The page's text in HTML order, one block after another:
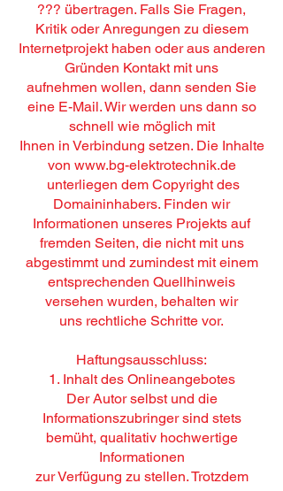
??? übertragen. Falls Sie Fragen,
Kritik oder Anregungen zu diesem
Internetprojekt haben oder aus anderen
Gründen Kontakt mit uns
aufnehmen wollen, dann senden Sie
eine E-Mail. Wir werden uns dann so
schnell wie möglich mit
Ihnen in Verbindung setzen. Die Inhalte
von www.bg-elektrotechnik.de
unterliegen dem Copyright des
Domaininhabers. Finden wir
Informationen unseres Projekts auf
fremden Seiten, die nicht mit uns
abgestimmt und zumindest mit einem
entsprechenden Quellhinweis
versehen wurden, behalten wir
uns rechtliche Schritte vor.
Haftungsausschluss:
1. Inhalt des Onlineangebotes
Der Autor selbst und die
Informationszubringer sind stets
bemüht, qualitativ hochwertige
Informationen
zur Verfügung zu stellen. Trotzdem